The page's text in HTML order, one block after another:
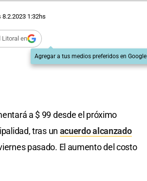
8.2.2023 1:32hs
Litoral en
Agregar a tus medios preferidos en Google
a $ 99 desde el próximo
tras un acuerdo alcanzado
pasado. El aumento del costo